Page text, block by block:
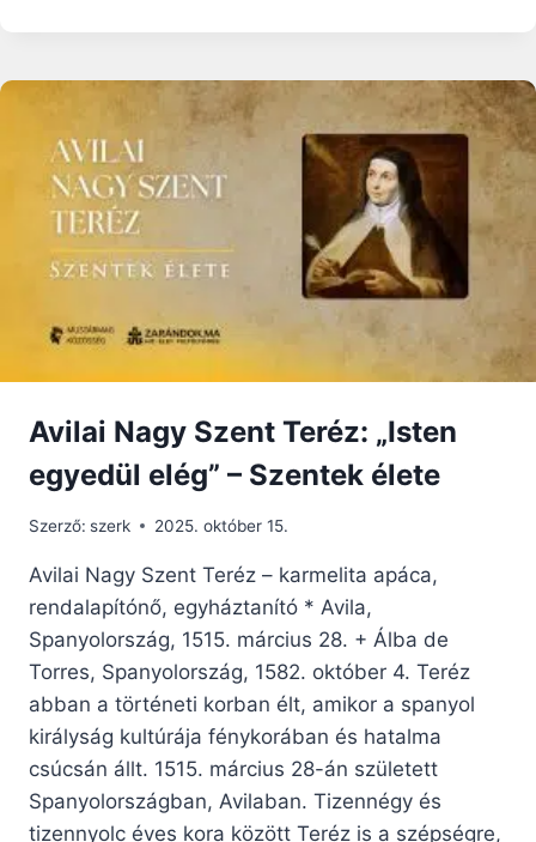
TÜKRE
Avilai Nagy Szent Teréz: „Isten
egyedül elég” – Szentek élete
Szerző: szerk 2025. október 15.
Avilai Nagy Szent Teréz – karmelita apáca,
rendalapítónő, egyháztanító * Avila,
Spanyolország, 1515. március 28. + Álba de
Torres, Spanyolország, 1582. október 4. Teréz
abban a történeti korban élt, amikor a spanyol
királyság kultúrája fénykorában és hatalma
csúcsán állt. 1515. március 28-án született
Spanyolországban, Avilaban. Tizennégy és
tizennyolc éves kora között Teréz is a szépségre,